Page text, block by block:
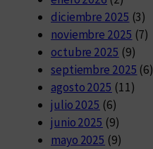
diciembre 2025 (3)
noviembre 2025 (7)
octubre 2025 (9)
septiembre 2025 (6)
agosto 2025 (11)
julio 2025 (6)
junio 2025 (9)
mayo 2025 (9)